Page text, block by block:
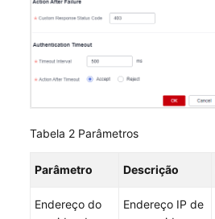
de
estatísticas
Gerenciamento
de
Gerenciamento
log
Gerenciamento
Tabela 2 Parâmetros
Parâmetro Descrição
Endereço do
Endereço IP de